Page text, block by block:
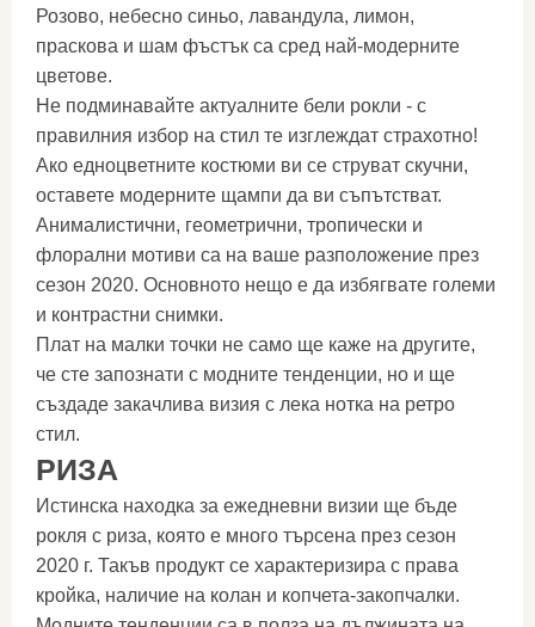
Розово, небесно синьо, лавандула, лимон,
праскова и шам фъстък са сред най-модерните
цветове.
Не подминавайте актуалните бели рокли - с
правилния избор на стил те изглеждат страхотно!
Ако едноцветните костюми ви се струват скучни,
оставете модерните щампи да ви съпътстват.
Анималистични, геометрични, тропически и
флорални мотиви са на ваше разположение през
сезон 2020. Основното нещо е да избягвате големи
и контрастни снимки.
Плат на малки точки не само ще каже на другите,
че сте запознати с модните тенденции, но и ще
създаде закачлива визия с лека нотка на ретро
стил.
РИЗА
Истинска находка за ежедневни визии ще бъде
рокля с риза, която е много търсена през сезон
2020 г. Такъв продукт се характеризира с права
кройка, наличие на колан и копчета-закопчалки.